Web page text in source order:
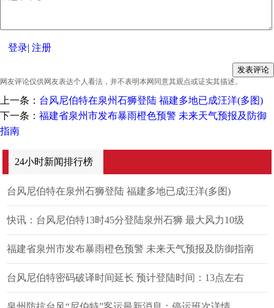
登录|注册
网友评论仅供网友表达个人看法，并不表明本网同意其观点或证实其描述。
上一条： 台风尼伯特在泉州石狮登陆 福建多地已成汪洋(多图)
下一条： 福建省泉州市发布暴雨橙色预警 未来天气预报及防御
指南
24小时新闻排行榜
台风尼伯特在泉州石狮登陆 福建多地已成汪洋(多图)
快讯：台风尼伯特13时45分登陆泉州石狮 最大风力10级
福建省泉州市发布暴雨橙色预警 未来天气预报及防御指南
台风尼伯特密码破译时间延长 预计登陆时间：13点左右